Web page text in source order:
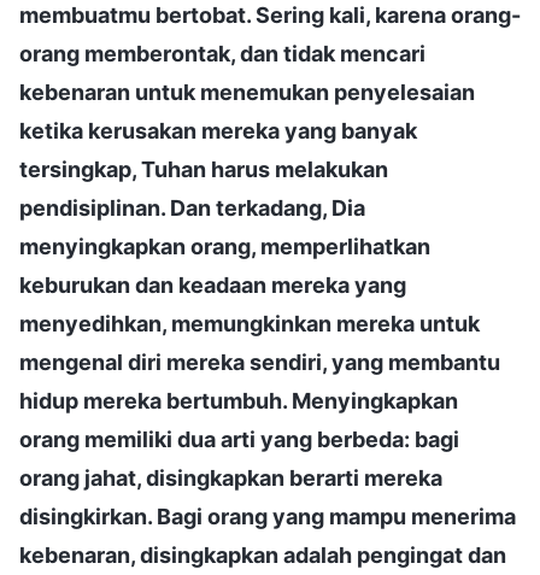
membuatmu bertobat. Sering kali, karena orang-
orang memberontak, dan tidak mencari
kebenaran untuk menemukan penyelesaian
ketika kerusakan mereka yang banyak
tersingkap, Tuhan harus melakukan
pendisiplinan. Dan terkadang, Dia
menyingkapkan orang, memperlihatkan
keburukan dan keadaan mereka yang
menyedihkan, memungkinkan mereka untuk
mengenal diri mereka sendiri, yang membantu
hidup mereka bertumbuh. Menyingkapkan
orang memiliki dua arti yang berbeda: bagi
orang jahat, disingkapkan berarti mereka
disingkirkan. Bagi orang yang mampu menerima
kebenaran, disingkapkan adalah pengingat dan